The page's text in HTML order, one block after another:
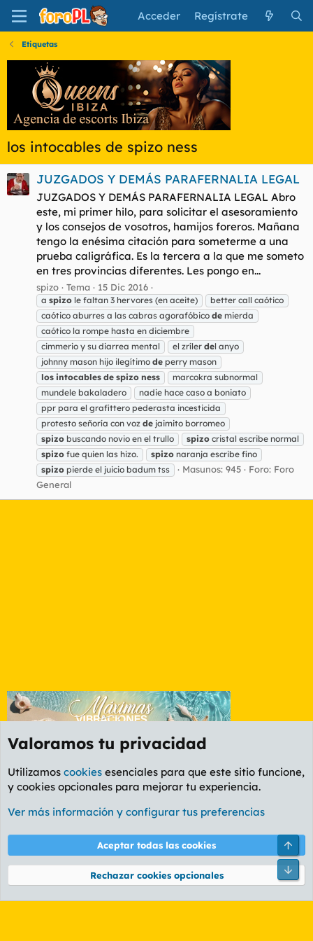
Acceder Regístrate
Etiquetas
los intocables de spizo ness
JUZGADOS Y DEMÁS PARAFERNALIA LEGAL
JUZGADOS Y DEMÁS PARAFERNALIA LEGAL Abro
este, mi primer hilo, para solicitar el asesoramiento
y los consejos de vosotros, hamijos foreros. Mañana
tengo la enésima citación para someterme a una
prueba caligráfica. Es la tercera a la que me someto
en tres provincias diferentes. Les pongo en...
spizo Tema 15 Dic 2016
a spizo le faltan 3 hervores (en aceite)
better call caótico
caótico aburres a las cabras agorafóbico de mierda
caótico la rompe hasta en diciembre
cimmerio y su diarrea mental
el zríler del anyo
johnny mason hijo ilegítimo de perry mason
los intocables de spizo ness
marcokra subnormal
mundele bakaladero
nadie hace caso a boniato
ppr para el grafittero pederasta incesticida
protesto señoría con voz de jaimito borromeo
spizo buscando novio en el trullo spizo cristal escribe normal
spizo fue quien las hizo. spizo naranja escribe fino
spizo pierde el juicio badum tss Masunos: 945 Foro: Foro
General
Etiquetas
Cookies
PL OLDSTYLE AMARILLO
Términos y reglas Política de privacidad Ayuda
Community platform by XenForo® © 2010-2026 XenForo Ltd.
Valoramos tu privacidad
Utilizamos cookies esenciales para que este sitio funcione,
y cookies opcionales para mejorar tu experiencia.
Ver más información y configurar tus preferencias
Aceptar todas las cookies
Rechazar cookies opcionales
Pie